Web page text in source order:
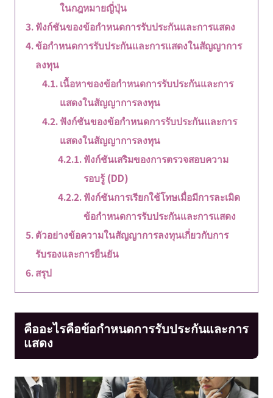
ในกฎหมายญี่ปุ่น
ฟังก์ชันของข้อกำหนดการรับประกันและการแสดง
ข้อกำหนดการรับประกันและการแสดงในสัญญาการ
ลงทุน
เนื้อหาของข้อกำหนดการรับประกันและการ
แสดงในสัญญาการลงทุน
ฟังก์ชันของข้อกำหนดการรับประกันและการ
แสดงในสัญญาการลงทุน
ฟังก์ชันเสริมของการตรวจสอบความ
รอบรู้ (DD)
ฟังก์ชันการเรียกใช้โทษเมื่อมีการละเมิด
ข้อกำหนดการรับประกันและการแสดง
ตัวอย่างข้อความในสัญญาการลงทุนเกี่ยวกับการ
รับรองและการยืนยัน
สรุป
คืออะไรคือข้อกำหนดการรับประกันและการ
แสดง